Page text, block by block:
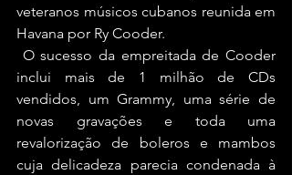
veteranos músicos cubanos reunida em
Havana por Ry Cooder.
inclui mais de 1 milhão de CDs
vendidos, um Grammy, uma série de
novas gravações e toda uma
revalorização de boleros e mambos
cuja delicadeza parecia condenada à